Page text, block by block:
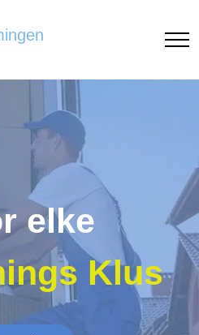
elke
Klus